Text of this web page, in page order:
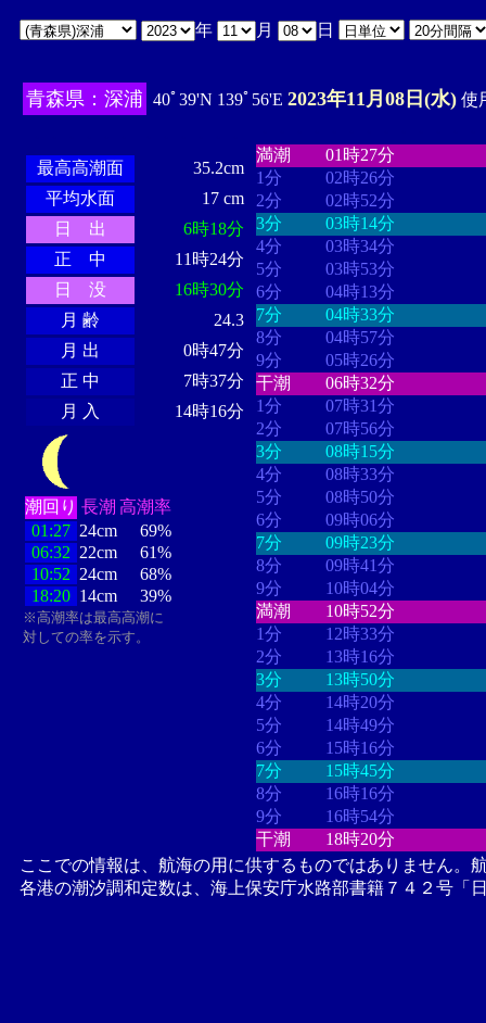
年 月 日
青森県：深浦 40ﾟ39'N 139ﾟ56'E 2023年11月08日(水) 使
最高高潮面
35.2cm
平均水面
17 cm
日 出
6時18分
正 中
11時24分
日 没
16時30分
月 齢
24.3
月 出
0時47分
正 中
7時37分
月 入
14時16分
潮回り 長潮 高潮率
01:27 24cm
69%
06:32 22cm
61%
10:52 24cm
68%
18:20 14cm 39%
※高潮率は最高高潮に
対しての率を示す。
満潮
01時27分
1分
02時26分
2分
02時52分
3分
03時14分
4分
03時34分
5分
03時53分
6分
04時13分
7分
04時33分
8分
04時57分
9分
05時26分
干潮
06時32分
1分
07時31分
2分
07時56分
3分
08時15分
4分
08時33分
5分
08時50分
6分
09時06分
7分
09時23分
8分
09時41分
9分
10時04分
満潮
10時52分
1分
12時33分
2分
13時16分
3分
13時50分
4分
14時20分
5分
14時49分
6分
15時16分
7分
15時45分
8分
16時16分
9分
16時54分
干潮
18時20分
ここでの情報は、航海の用に供するものではありません。
各港の潮汐調和定数は、海上保安庁水路部書籍７４２号「